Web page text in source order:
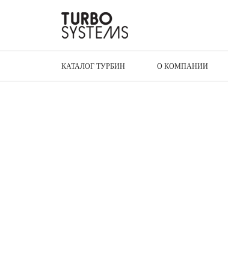
КАТАЛОГ ТУРБИН О КОМПАНИИ
Главная Турбины для спецтехники